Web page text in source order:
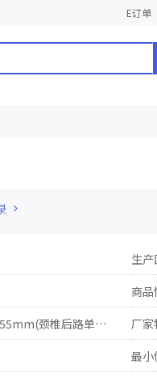
E订单
生产
商
颈椎钢板 GJD–Ⅰ 55mm(颈椎后路单开门钢板) 厂
最小